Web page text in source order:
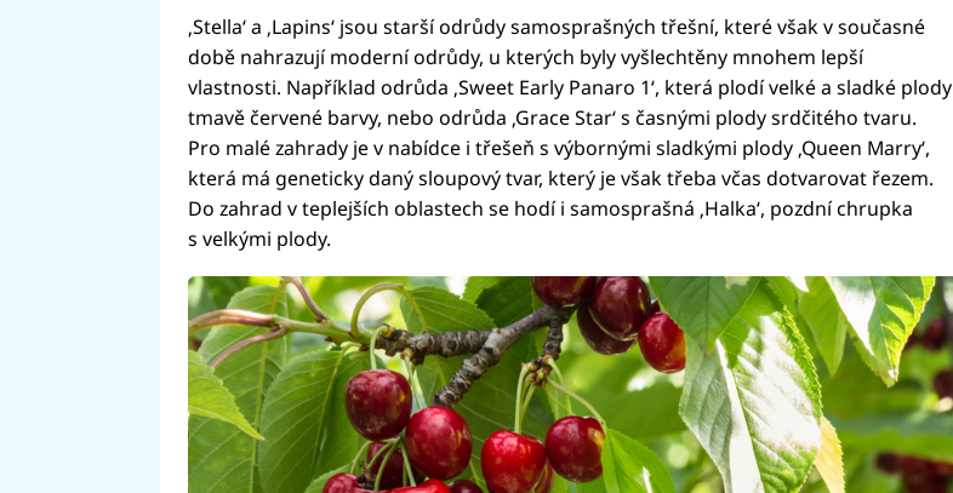
‚Stella‘ a ‚Lapins‘ jsou starší odrůdy samosprašných třešní, které však v současné
době nahrazují moderní odrůdy, u kterých byly vyšlechtěny mnohem lepší
vlastnosti. Například odrůda ‚Sweet Early Panaro 1‘, která plodí velké a sladké plody
tmavě červené barvy, nebo odrůda ‚Grace Star‘ s časnými plody srdčitého tvaru.
Pro malé zahrady je v nabídce i třešeň s výbornými sladkými plody ‚Queen Marry‘,
která má geneticky daný sloupový tvar, který je však třeba včas dotvarovat řezem.
Do zahrad v teplejších oblastech se hodí i samosprašná ‚Halka‘, pozdní chrupka
s velkými plody.